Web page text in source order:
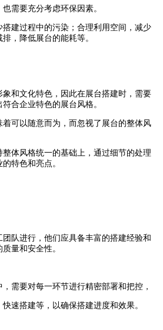
需要充分考虑环保因素。
搭建过程中的污染；合理利用空间，减少
，降低展台的能耗等。
和文化特色，因此在展台搭建时，需要
合企业特色的展台风格。
着可以随意而为，而忽视了展台的整体风
体风格统一的基础上，通过细节的处理
特色和亮点。
队进行，他们应具备丰富的搭建经验和
量和安全性。
需要对每一环节进行精密部署和把控，
速搭建等，以确保搭建进度和效果。